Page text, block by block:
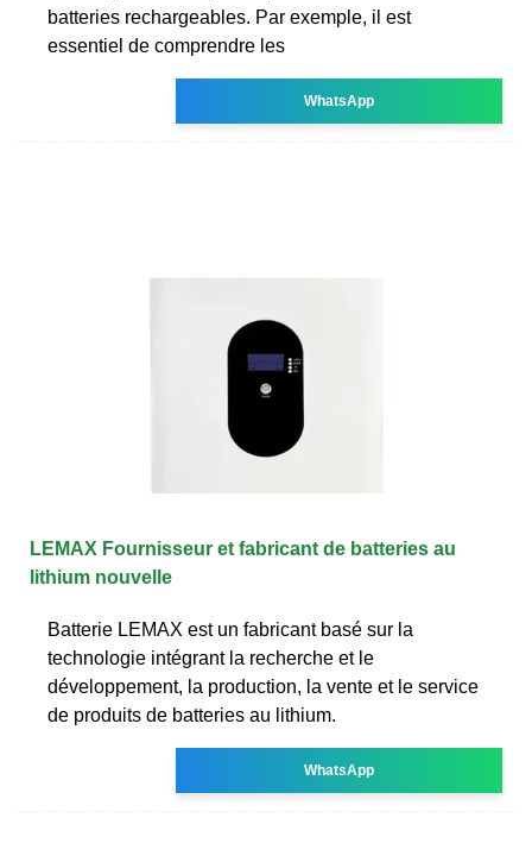
batteries rechargeables. Par exemple, il est
essentiel de comprendre les
WhatsApp
LEMAX Fournisseur et fabricant de batteries au
lithium nouvelle
Batterie LEMAX est un fabricant basé sur la
technologie intégrant la recherche et le
développement, la production, la vente et le service
de produits de batteries au lithium.
WhatsApp